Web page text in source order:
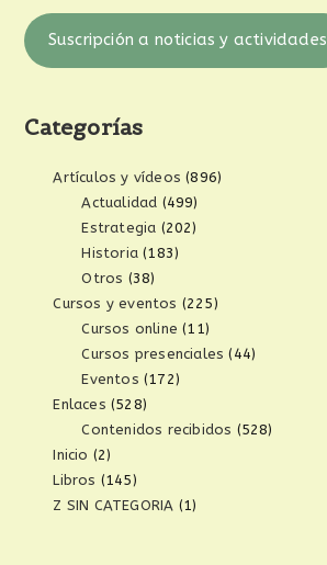
Suscripción a noticias y actividades
Categorías
Artículos y vídeos (896)
Actualidad (499)
Estrategia (202)
Historia (183)
Otros (38)
Cursos y eventos (225)
Cursos online (11)
Cursos presenciales (44)
Eventos (172)
Enlaces (528)
Contenidos recibidos (528)
Inicio (2)
Libros (145)
Z SIN CATEGORIA (1)